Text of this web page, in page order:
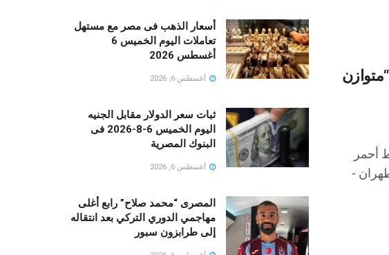
أحمر
-
أسعار الذهب فى مصر مع مستهل
تعاملات اليوم الخميس 6
أغسطس 2026
أغسطس 6, 2026
ثبات سعر الدولار مقابل الجنيه
اليوم الخميس 6-8-2026 فى
البنوك المصرية
أغسطس 6, 2026
المصرى “محمد صلاح” رابع أغلى
مهاجمي الدوري التركي بعد انتقاله
إلى طرابزون سبور